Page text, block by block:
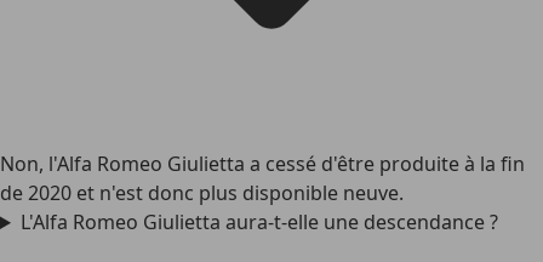
Non, l'Alfa Romeo Giulietta a cessé d'être produite à la fin
de 2020 et n'est donc plus disponible neuve.
L'Alfa Romeo Giulietta aura-t-elle une descendance ?